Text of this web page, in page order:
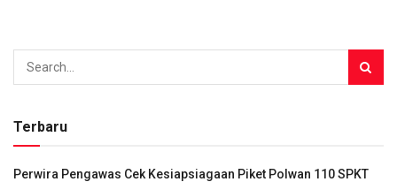
Terbaru
Perwira Pengawas Cek Kesiapsiagaan Piket Polwan 110 SPKT